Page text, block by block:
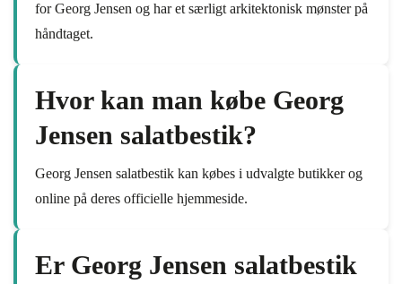
for Georg Jensen og har et særligt arkitektonisk mønster på
håndtaget.
Hvor kan man købe Georg
Jensen salatbestik?
Georg Jensen salatbestik kan købes i udvalgte butikker og
online på deres officielle hjemmeside.
Er Georg Jensen salatbestik